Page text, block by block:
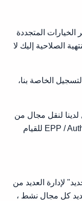
الخيارات المتجددة
الصلاحية إليك لا
الخاصة بنا،
لدينا لنقل مجال من
مضيف آخر لنا.لاحظ أنك ستحتاج إلى رمز EPP / Auth للقيام
لإدارة العديد من
كل مجال نشط ،